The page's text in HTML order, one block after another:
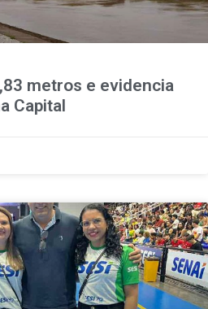
metros e evidencia
Capital